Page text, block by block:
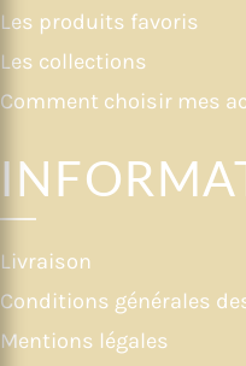
Les produits favoris
Les collections
Comment choisir mes
Livraison
Conditions générales
Mentions légales